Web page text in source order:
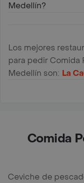
Medellín?
Los mejores
para pedir Comida
Medellín son: La
Comida
Ceviche de